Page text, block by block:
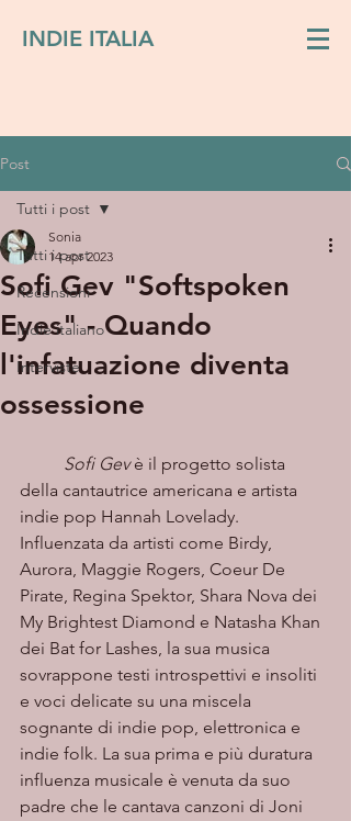
INDIE ITALIA
Post
Tutti i post
Recensioni
Indie italiano
Interviste
Tutti i post
Sofi Gev "Softspoken
Eyes" - Quando
l'infatuazione diventa
ossessione
Sonia
14 apr 2023
Sofi Gev è il progetto solista
della cantautrice americana e artista
indie pop Hannah Lovelady.
Influenzata da artisti come Birdy,
Aurora, Maggie Rogers, Coeur De
Pirate, Regina Spektor, Shara Nova dei
My Brightest Diamond e Natasha Khan
dei Bat for Lashes, la sua musica
sovrappone testi introspettivi e insoliti
e voci delicate su una miscela
sognante di indie pop, elettronica e
indie folk. La sua prima e più duratura
influenza musicale è venuta da suo
padre che le cantava canzoni di Joni